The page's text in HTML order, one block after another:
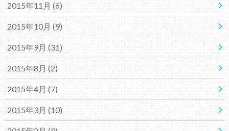
2015年11月 (6)
2015年10月 (9)
2015年9月 (31)
2015年8月 (2)
2015年4月 (7)
2015年3月 (10)